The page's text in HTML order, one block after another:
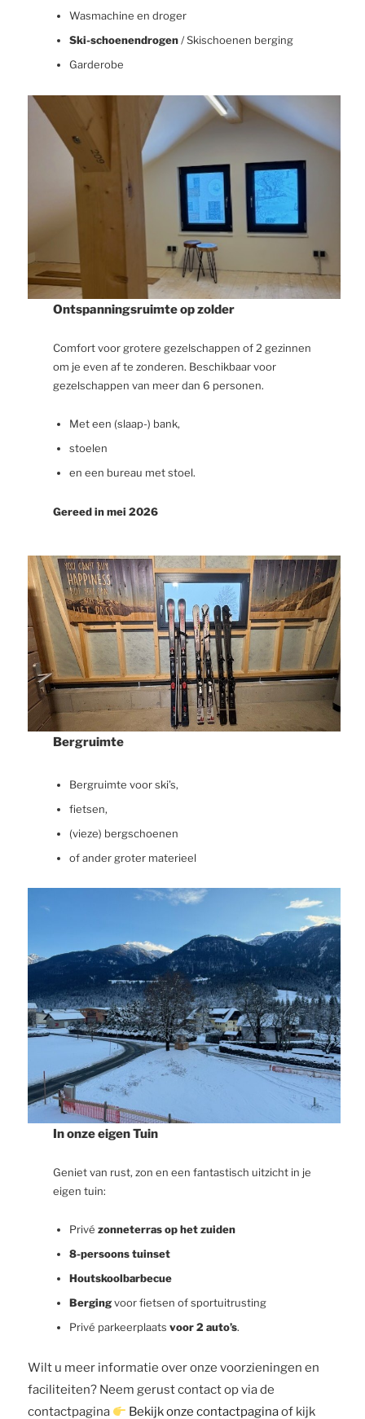
Wasmachine en droger
Ski-schoenendrogen/ Skischoenen berging
Garderobe
Ontspanningsruimte op zolder
Comfort voor grotere gezelschappen of 2 gezinnen
om je even af te zonderen. Beschikbaar voor
gezelschappen van meer dan 6 personen.
Met een (slaap-) bank,
stoelen
en een bureau met stoel.
Gereed in mei 2026
Bergruimte
Bergruimte voor ski’s,
fietsen,
(vieze) bergschoenen
of ander groter materieel
In onze eigen Tuin
Geniet van rust, zon en een fantastisch uitzicht in je
eigen tuin:
Privé zonneterras op het zuiden
8-persoons tuinset
Houtskoolbarbecue
Bergingvoor fietsen of sportuitrusting
Privé parkeerplaats voor 2 auto’s.
Wilt u meer informatie over onze voorzieningen en
faciliteiten? Neem gerust contact op via de
contactpagina
Bekijk onze contactpaginaof kijk